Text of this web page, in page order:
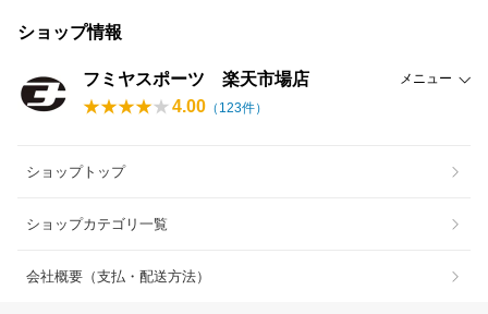
ショップ情報
フミヤスポーツ 楽天市場店 メニュー
4.00 （ 123件）
ショップトップ
ショップカテゴリ一覧
会社概要（支払・配送方法）